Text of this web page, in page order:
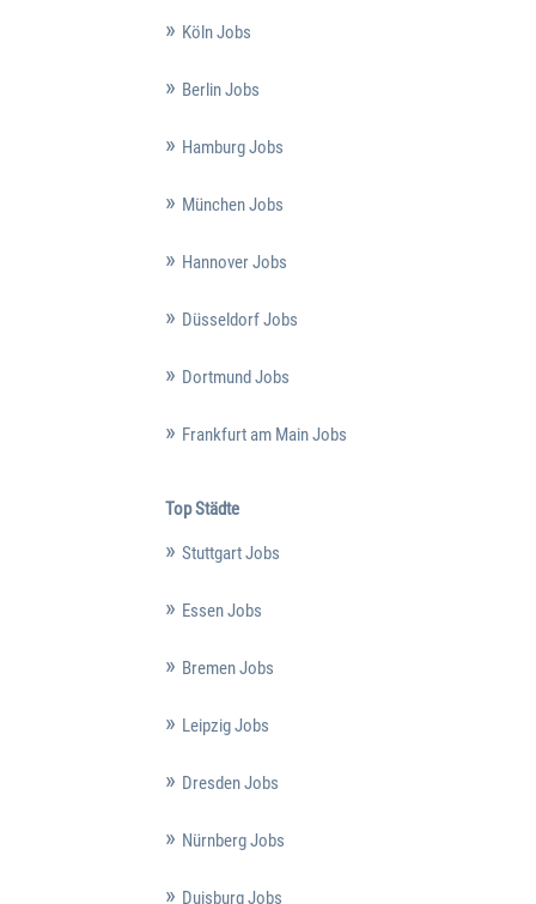
Köln Jobs
Berlin Jobs
Hamburg Jobs
München Jobs
Hannover Jobs
Düsseldorf Jobs
Dortmund Jobs
Frankfurt am Main Jobs
Top Städte
Stuttgart Jobs
Essen Jobs
Bremen Jobs
Leipzig Jobs
Dresden Jobs
Nürnberg Jobs
Duisburg Jobs